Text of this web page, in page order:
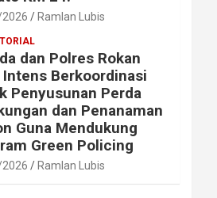
Ramlan Lubis
dan Polres Rokan
Intens Berkoordinasi
Penyusunan Perda
dan Penanaman
Guna Mendukung
Green Policing
Ramlan Lubis